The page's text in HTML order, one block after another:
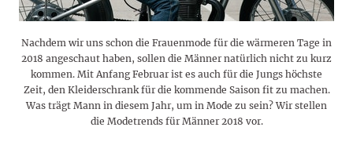
Nachdem wir uns schon die Frauenmode für die wärmeren Tage in
2018 angeschaut haben, sollen die Männer natürlich nicht zu kurz
kommen. Mit Anfang Februar ist es auch für die Jungs höchste
Zeit, den Kleiderschrank für die kommende Saison fit zu machen.
Was trägt Mann in diesem Jahr, um in Mode zu sein? Wir stellen
die Modetrends für Männer 2018 vor.